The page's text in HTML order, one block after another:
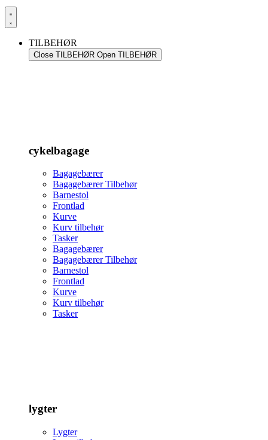
TILBEHØR
Close TILBEHØR Open TILBEHØR
cykelbagage
Bagagebærer
Bagagebærer Tilbehør
Barnestol
Frontlad
Kurve
Kurv tilbehør
Tasker
Bagagebærer
Bagagebærer Tilbehør
Barnestol
Frontlad
Kurve
Kurv tilbehør
Tasker
lygter
Lygter